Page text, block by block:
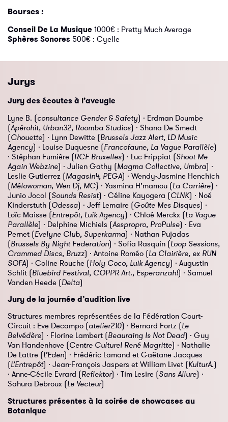
Bourses :
Conseil De La Musique 1000€ : Pretty Much Average
Sphères Sonores 500€ : Cyelle
Jurys
Jury des écoutes à l’aveugle
Lyne B. (consultance Gender & Safety) · Erdman Doumbe
(Apérohit, Urban32, Roomba Studios) · Shana De Smedt
(Chouette) · Lynn Dewitte (Brussels Jazz Alert, LD Music
Agency) · Louise Duquesne (Francofaune, La Vague Parallèle)
· Stéphan Fumière (RCF Bruxelles) · Luc Frippiat (Shoot Me
Again Webzine) · Julien Gathy (Magma Collective, Umbra) ·
Leslie Gutierrez (Magasin4, PEGA) · Wendy-Jasmine Henchich
(Mélowoman, Wen Dj, MC) · Yasmina H’mamou (La Carrière) ·
Junio Jocol (Sounds Resist) · Céline Kayogera (CLNK) · Noé
Kinderstuth (Odessa) · Jeff Lemaire (Goûte Mes Disques) ·
Loïc Maisse (Entrepôt, Luik Agency) · Chloé Merckx (La Vague
Parallèle) · Delphine Michiels (Asspropro, ProPulse) · Eva
Pernet (Evelyne Club, Superkarma) · Nathan Pujadas
(Brussels By Night Federation) · Sofia Rasquin (Loop Sessions,
Crammed Discs, Bruzz) · Antoine Roméo (La Clairière, ex RUN
SOFA) · Coline Rouche (Holy Coco, Luik Agency) · Augustin
Schlit (Bluebird Festival, COPPR Art., Esperanzah!) · Samuel
Vanden Heede (Delta)
Jury de la journée d’audition live
Structures membres représentées de la Fédération Court-
Circuit : Eve Decampo (atelier210) · Bernard Fortz (Le
Belvédère) · Florine Lambert (Beauraing Is Not Dead) · Guy
Van Handenhove (Centre Culturel René Magritte) · Nathalie
De Lattre (L’Eden) · Frédéric Lamand et Gaëtane Jacques
(L’Entrepôt) · Jean-François Jaspers et William Livet (KulturA.)
· Anne-Cécile Evrard (Reflektor) · Tim Lesire (Sans Allure) ·
Sahura Debroux (Le Vecteur)
Structures présentes à la soirée de showcases au
Botanique